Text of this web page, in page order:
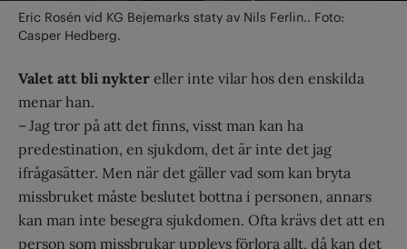
Eric Rosén vid KG Bejemarks staty av Nils Ferlin.. Foto:
Casper Hedberg.
Valet att bli nykter eller inte vilar hos den enskilda
menar han.
– Jag tror på att det finns, visst man kan ha
predestination, en sjukdom, det är inte det jag
ifrågasätter. Men när det gäller vad som kan bryta
missbruket måste beslutet bottna i personen, annars
kan man inte besegra sjukdomen. Ofta krävs det att en
person som missbrukar upplevs förlora allt, då kan det